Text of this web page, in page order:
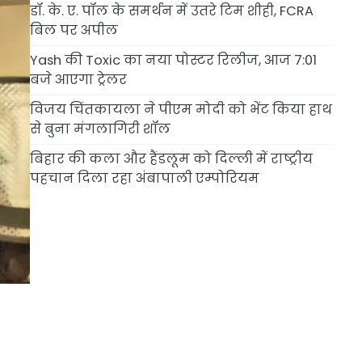
डॉ. के. ए. पॉल के समर्थन में उतरे टिम शीही, FCRA
बिल पर अपील
Yash की Toxic का नया पोस्टर रिलीज, आज 7:01
बजे आएगा ट्रेलर
विजय चिंतकायला ने पीएम मोदी को भेंट किया हाथ
से बुना मंगलागिरी शॉल
बिहार की कला और हैंडलूम को दिल्ली में राष्ट्रीय
पहचान दिला रहा अंबापाली एम्पोरियम